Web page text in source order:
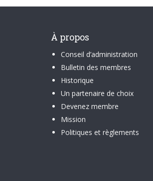
À propos
Conseil d’administration
Bulletin des membres
Historique
Un partenaire de choix
Devenez membre
Mission
Politiques et règlements